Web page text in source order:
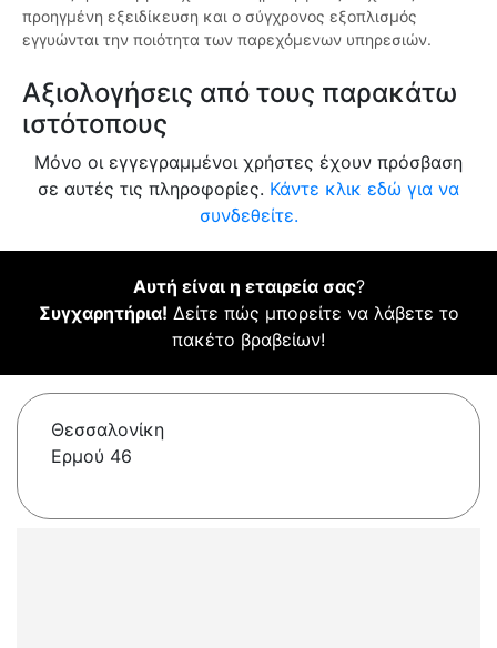
προηγμένη εξειδίκευση και ο σύγχρονος εξοπλισμός
εγγυώνται την ποιότητα των παρεχόμενων υπηρεσιών.
Αξιολογήσεις από τους παρακάτω
ιστότοπους
Μόνο οι εγγεγραμμένοι χρήστες έχουν πρόσβαση
σε αυτές τις πληροφορίες. Κάντε κλικ εδώ για να
συνδεθείτε.
Αυτή είναι η εταιρεία σας?
Συγχαρητήρια! Δείτε πώς μπορείτε να λάβετε το
πακέτο βραβείων!
Θεσσαλονίκη
Ερμού 46